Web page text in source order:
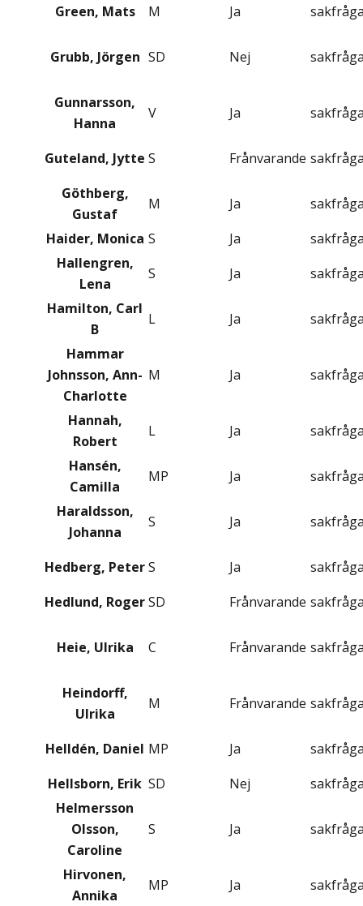
Green, Mats M Ja
Grubb, Jörgen SD Nej
Gunnarsson,
Hanna
V Ja
Guteland, Jytte S Frånvarande
Göthberg,
Gustaf
M Ja
Haider, Monica S Ja
Hallengren,
Lena
S Ja
Hamilton, Carl
B
L Ja
Hammar
Johnsson, Ann-
Charlotte
M Ja
Hannah,
Robert
L Ja
Hansén,
Camilla
MP Ja
Haraldsson,
Johanna
S Ja
Hedberg, PeterS Ja
Hedlund, RogerSD Frånvarande
Heie, Ulrika C Frånvarande
Heindorff,
Ulrika
M Frånvarande
Helldén, Daniel MP Ja
Hellsborn, Erik SD Nej
Helmersson
Olsson,
Caroline
S Ja
Hirvonen,
Annika
MP Ja